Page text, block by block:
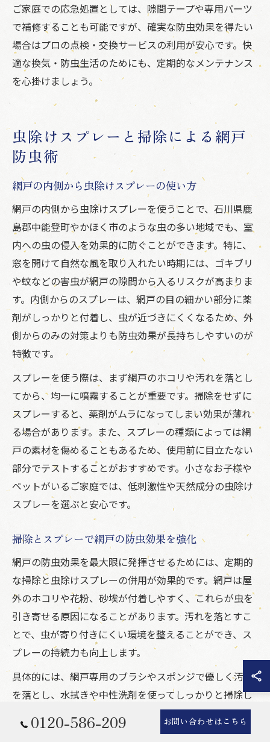
ご家庭での応急処置としては、隙間テープや専用パーツ
で補修することも可能ですが、確実な防虫効果を得たい
場合はプロの点検・交換サービスの利用が安心です。快
適な換気・防虫生活のためにも、定期的なメンテナンス
を心掛けましょう。
虫除けスプレーと掃除による網戸
防虫術
網戸の内側から虫除けスプレーの使い方
網戸の内側から虫除けスプレーを使うことで、石川県鹿
島郡中能登町やかほく市のような虫の多い地域でも、室
内への虫の侵入を効果的に防ぐことができます。特に、
窓を開けて自然な風を取り入れたい時期には、ゴキブリ
や蚊などの害虫が網戸の隙間から入るリスクが高まりま
す。内側からのスプレーは、網戸の目の細かい部分に薬
剤がしっかりと付着し、虫が近づきにくくなるため、外
側からのみの対策よりも防虫効果が長持ちしやすいのが
特徴です。
スプレーを使う際は、まず網戸のホコリや汚れを落とし
てから、均一に噴霧することが重要です。掃除をせずに
スプレーすると、薬剤がムラになってしまい効果が薄れ
る場合があります。また、スプレーの種類によっては網
戸の素材を傷めることもあるため、使用前に目立たない
部分でテストすることがおすすめです。小さなお子様や
ペットがいるご家庭では、低刺激性や天然成分の虫除け
スプレーを選ぶと安心です。
掃除とスプレーで網戸の防虫効果を強化
網戸の防虫効果を最大限に発揮させるためには、定期的
な掃除と虫除けスプレーの併用が効果的です。網戸は屋
外のホコリや花粉、砂埃が付着しやすく、これらが虫を
引き寄せる原因になることがあります。汚れを落とすこ
とで、虫が寄り付きにくい環境を整えることができ、ス
プレーの持続力も向上します。
具体的には、網戸専用のブラシやスポンジで優しく汚れ
を落とし、水拭きや中性洗剤を使ってしっかりと掃除し
ましょう。その後、十分に乾燥させてから虫除けスプレ
ーを全体にまんべんなく噴霧します。掃除とスプレーを
0120-586-209 お問い合わせはこちら